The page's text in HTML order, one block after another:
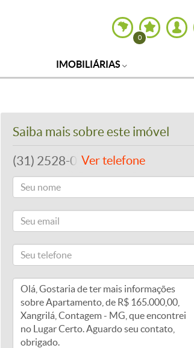
0
IMOBILIÁRIAS
Saiba mais sobre este imóvel
(31) 2528-0746Ver telefone